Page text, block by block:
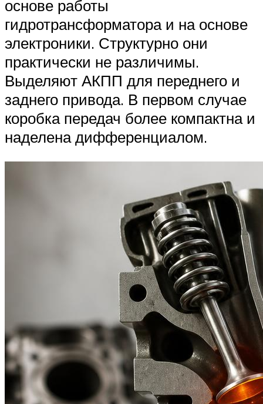
основе работы
гидротрансформатора и на основе
электроники. Структурно они
практически не различимы.
Выделяют АКПП для переднего и
заднего привода. В первом случае
коробка передач более компактна и
наделена дифференциалом.